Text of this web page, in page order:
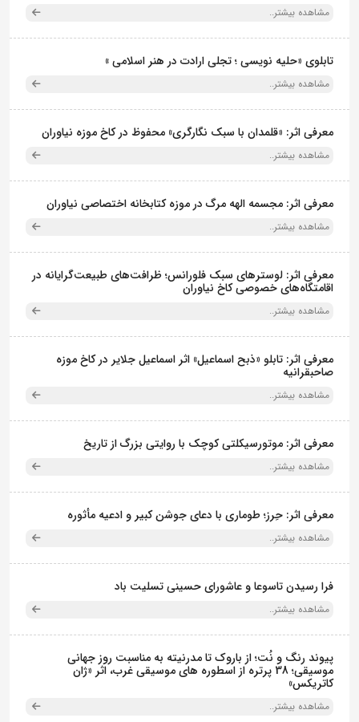
مشاهده بیشتر..
تابلوی «حلیه نویسی ؛ تجلی ارادت در هنر اسلامی »
مشاهده بیشتر..
معرفی اثر: «قلمدان با سبک نگارگری» محفوظ در کاخ موزه نیاوران
مشاهده بیشتر..
معرفی اثر: مجسمه الهه مرگ در موزه کتابخانه اختصاصی نیاوران
مشاهده بیشتر..
معرفی اثر: لوسترهای سبک فلورانس؛ ظرافت‌های طبیعت‌گرایانه در
اقامتگاه‌های خصوصی کاخ نیاوران
مشاهده بیشتر..
معرفی اثر: تابلو «ذبح اسماعیل» اثر اسماعیل جلایر در کاخ موزه
صاحبقرانیه
مشاهده بیشتر..
معرفی اثر: موتورسیکلتی کوچک با روایتی بزرگ از تاریخ
مشاهده بیشتر..
معرفی اثر: حِرز؛ طوماری با دعای جوشن کبیر و ادعیه مأثوره
مشاهده بیشتر..
فرا رسیدن تاسوعا و عاشورای حسینی تسلیت باد
مشاهده بیشتر..
پیوند رنگ و نُت؛ از باروک تا مدرنیته به مناسبت روز جهانی
موسیقی؛ 38 پرتره از اسطوره های موسیقی غرب، اثر «ژان
کاتریکس»
مشاهده بیشتر..